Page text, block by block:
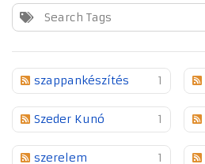
szappankészítés 1
Szeder Kunó 1
szerelem 1